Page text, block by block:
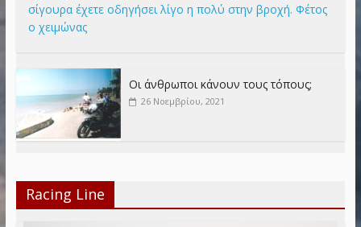
σίγουρα έχετε οδηγήσει λίγο η πολύ στην βροχή. Φέτος
ο χειμώνας
Οι άνθρωποι κάνουν τους τόπους;
26 Νοεμβρίου, 2021
Racing Line